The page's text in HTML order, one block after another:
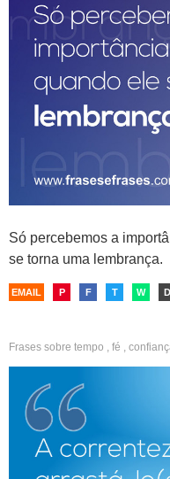
Só percebemos a
se torna uma lembrança.
EMAIL P F T W D
Frases sobre tempo , fé ,